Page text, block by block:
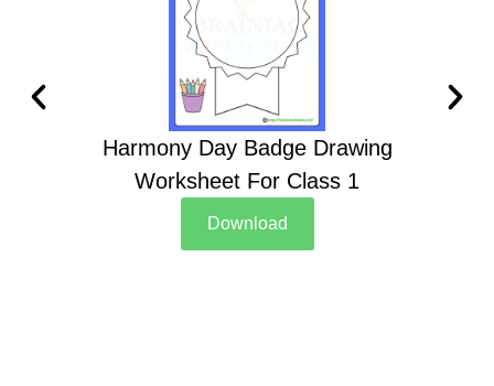
Harmony Day Badge Drawing
Worksheet For Class 1
Download